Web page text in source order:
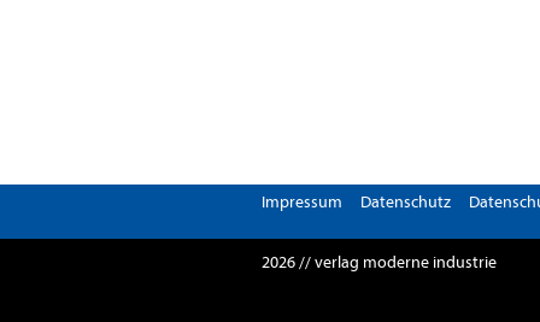
Impressum Datenschutz
2026 // verlag moderne industrie